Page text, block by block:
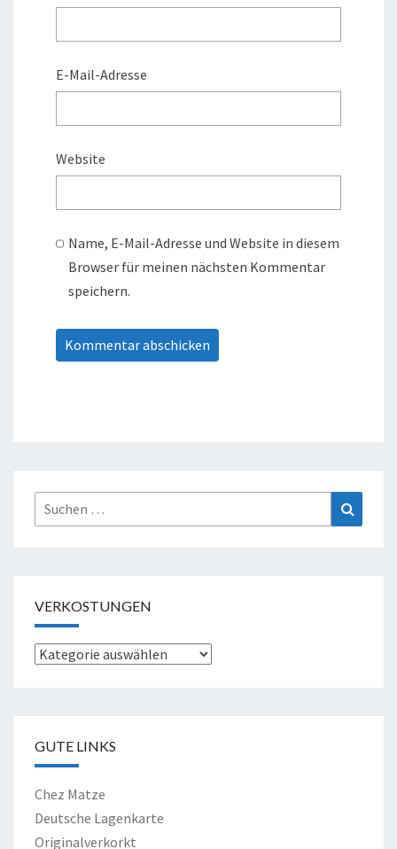
E-Mail-Adresse
Website
Name, E-Mail-Adresse und Website in diesem
Browser für meinen nächsten Kommentar
speichern.
Suche
nach:
VERKOSTUNGEN
Verkostungen
GUTE LINKS
Chez Matze
Deutsche Lagenkarte
Originalverkorkt